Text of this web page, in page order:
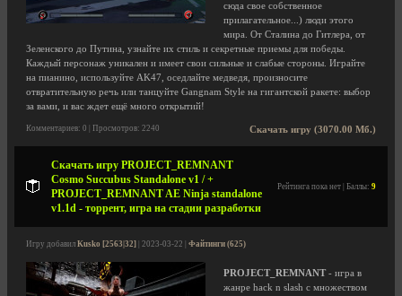
сюда свое собственное
прилагательное...) люди этого
мира. От Сталина до Гитлера, от
Зеленского до Путина, узнайте их стиль и секретные приемы для победы.
Каждый персонаж уникален и имеет свои сильные и слабые стороны. Играйте
на пианино, используйте AK47, оседлайте медведя, произносите
отвратительную речь или танцуйте Gangnam Style на гигантской ракете: выбор
за вами, и вас ждет ещё много открытий!
Скачать игру (3070.00 Мб.)
Комментариев: 0 | Просмотров: 2240
Скачать игру PROJECT_REMNANT
Cosmo Succubus Standalone v1 / +
PROJECT_REMNANT AE Ninja standalone
v1.1d - торрент, игра на стадии разработки
Рейтинга пока нет | Баллы: 9
Игру добавил Kusko [2563|32] | 2023-03-22 | Файтинги (625)
PROJECT_REMNANT- игра в
жанре hack n slash с множеством